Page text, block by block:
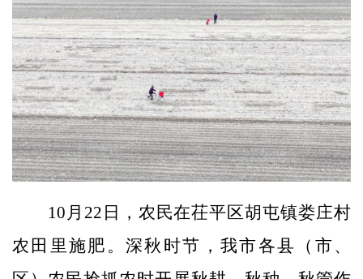
10月22日，农民在茌平区胡屯镇娄庄村
农田里施肥。深秋时节，我市各县（市、